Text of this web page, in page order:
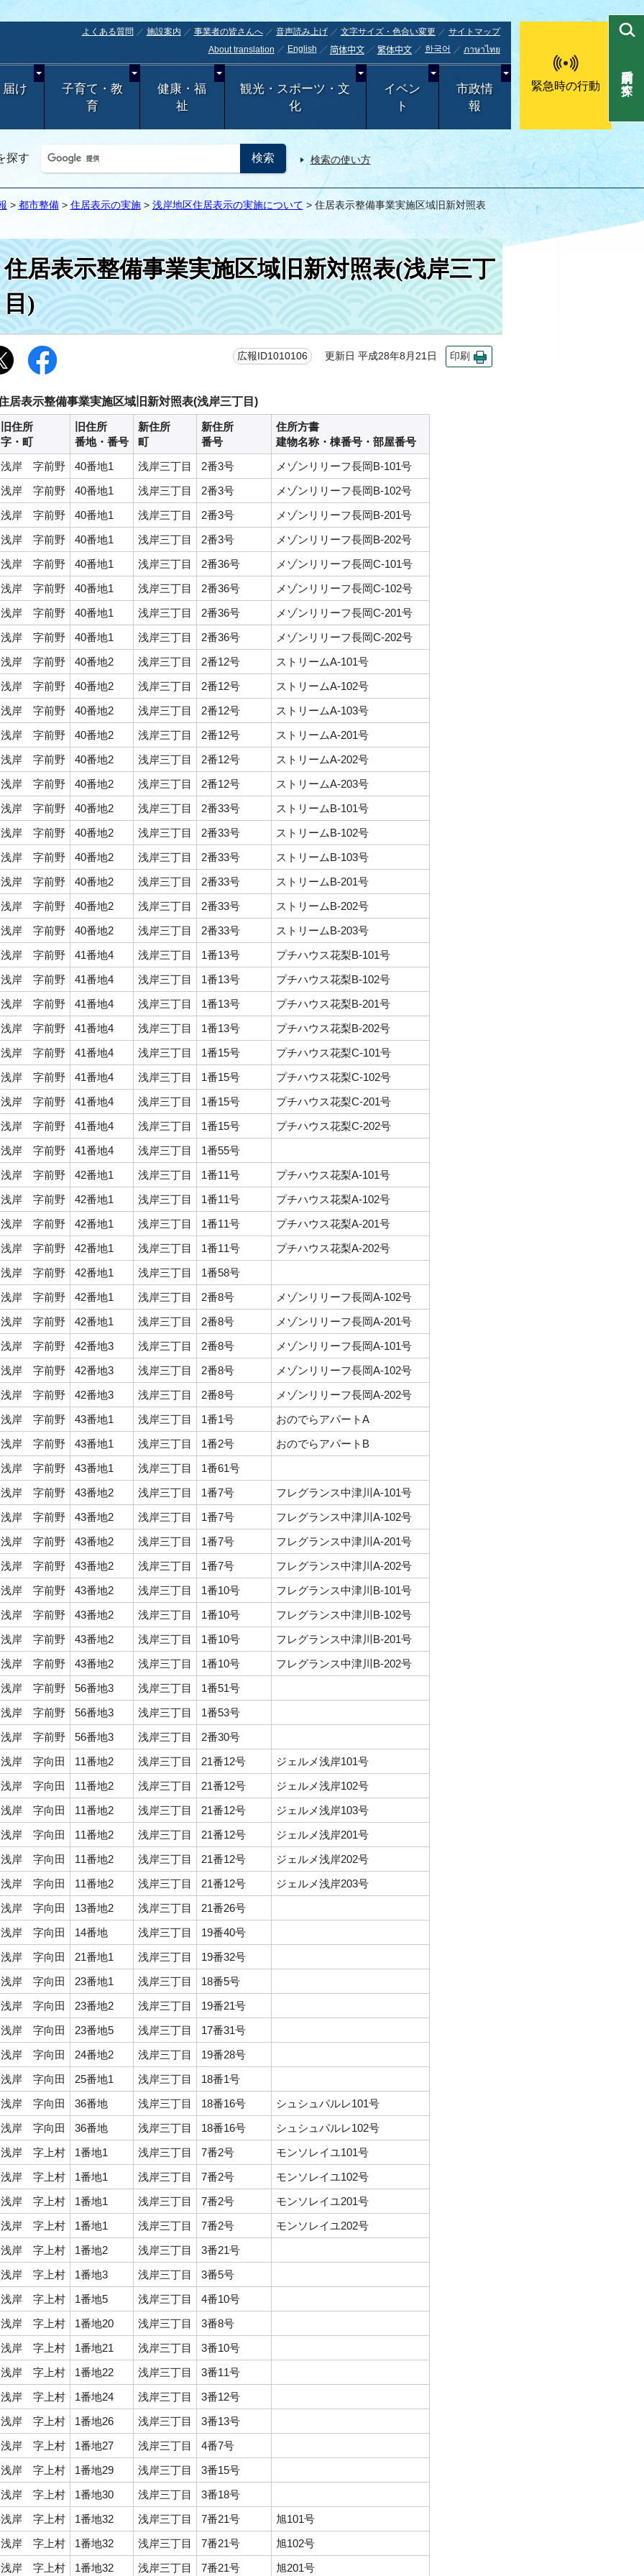
よくある質問 施設案内 事業者の皆さんへ 音声読み上げ 文字サイズ・色合い変更
サイトマップ
About translation
English 简体中文 繁体中文 한국어 ภาษาไทย
け
子育て・教
育
健康・福
祉
観光・スポーツ・文
化
イベン
ト
市政情
報
緊急時の行動
探す 検索の使い方
目的別で探す
> 都市整備> 住居表示の実施> 浅岸地区住居表示の実施について > 住居表示整備事業実施区域旧新対照表
住居表示整備事業実施区域旧新対照表(浅岸三丁
目)
広報ID1010106 更新日 平成28年8月21日 印刷
居表示整備事業実施区域旧新対照表(浅岸三丁目)
旧住所
字・町
旧住所
番地・番号
新住所
町
新住所
番号
住所方書
建物名称・棟番号・部屋番号
浅岸 字前野
40番地1 浅岸三丁目 2番3号
メゾンリリーフ長岡B-101号
浅岸 字前野
40番地1 浅岸三丁目 2番3号
メゾンリリーフ長岡B-102号
浅岸 字前野
40番地1 浅岸三丁目 2番3号
メゾンリリーフ長岡B-201号
浅岸 字前野
40番地1 浅岸三丁目 2番3号
メゾンリリーフ長岡B-202号
浅岸 字前野
40番地1 浅岸三丁目 2番36号
メゾンリリーフ長岡C-101号
浅岸 字前野
40番地1 浅岸三丁目 2番36号
メゾンリリーフ長岡C-102号
浅岸 字前野
40番地1 浅岸三丁目 2番36号
メゾンリリーフ長岡C-201号
浅岸 字前野
40番地1 浅岸三丁目 2番36号
メゾンリリーフ長岡C-202号
浅岸 字前野
40番地2 浅岸三丁目 2番12号
ストリームA-101号
浅岸 字前野
40番地2 浅岸三丁目 2番12号
ストリームA-102号
浅岸 字前野
40番地2 浅岸三丁目 2番12号
ストリームA-103号
浅岸 字前野
40番地2 浅岸三丁目 2番12号
ストリームA-201号
浅岸 字前野
40番地2 浅岸三丁目 2番12号
ストリームA-202号
浅岸 字前野
40番地2 浅岸三丁目 2番12号
ストリームA-203号
浅岸 字前野
40番地2 浅岸三丁目 2番33号
ストリームB-101号
浅岸 字前野
40番地2 浅岸三丁目 2番33号
ストリームB-102号
浅岸 字前野
40番地2 浅岸三丁目 2番33号
ストリームB-103号
浅岸 字前野
40番地2 浅岸三丁目 2番33号
ストリームB-201号
浅岸 字前野
40番地2 浅岸三丁目 2番33号
ストリームB-202号
浅岸 字前野
40番地2 浅岸三丁目 2番33号
ストリームB-203号
浅岸 字前野
41番地4 浅岸三丁目 1番13号
プチハウス花梨B-101号
浅岸 字前野
41番地4 浅岸三丁目 1番13号
プチハウス花梨B-102号
浅岸 字前野
41番地4 浅岸三丁目 1番13号
プチハウス花梨B-201号
浅岸 字前野
41番地4 浅岸三丁目 1番13号
プチハウス花梨B-202号
浅岸 字前野
41番地4 浅岸三丁目 1番15号
プチハウス花梨C-101号
浅岸 字前野
41番地4 浅岸三丁目 1番15号
プチハウス花梨C-102号
浅岸 字前野
41番地4 浅岸三丁目 1番15号
プチハウス花梨C-201号
浅岸 字前野
41番地4 浅岸三丁目 1番15号
プチハウス花梨C-202号
浅岸 字前野
41番地4 浅岸三丁目
1番55号
浅岸 字前野
42番地1 浅岸三丁目 1番11号
プチハウス花梨A-101号
浅岸 字前野
42番地1 浅岸三丁目 1番11号
プチハウス花梨A-102号
浅岸 字前野
42番地1 浅岸三丁目 1番11号
プチハウス花梨A-201号
浅岸 字前野
42番地1 浅岸三丁目 1番11号
プチハウス花梨A-202号
浅岸 字前野
42番地1 浅岸三丁目
1番58号
浅岸 字前野
42番地1 浅岸三丁目 2番8号
メゾンリリーフ長岡A-102号
浅岸 字前野
42番地1 浅岸三丁目 2番8号
メゾンリリーフ長岡A-201号
浅岸 字前野
42番地3 浅岸三丁目 2番8号
メゾンリリーフ長岡A-101号
浅岸 字前野
42番地3 浅岸三丁目 2番8号
メゾンリリーフ長岡A-102号
浅岸 字前野
42番地3 浅岸三丁目 2番8号
メゾンリリーフ長岡A-202号
浅岸 字前野
43番地1 浅岸三丁目 1番1号
おのでらアパートA
浅岸 字前野
43番地1 浅岸三丁目 1番2号
おのでらアパートB
浅岸 字前野
43番地1 浅岸三丁目
1番61号
浅岸 字前野
43番地2 浅岸三丁目 1番7号
フレグランス中津川A-101号
浅岸 字前野
43番地2 浅岸三丁目 1番7号
フレグランス中津川A-102号
浅岸 字前野
43番地2 浅岸三丁目 1番7号
フレグランス中津川A-201号
浅岸 字前野
43番地2 浅岸三丁目 1番7号
フレグランス中津川A-202号
浅岸 字前野
43番地2 浅岸三丁目 1番10号
フレグランス中津川B-101号
浅岸 字前野
43番地2 浅岸三丁目 1番10号
フレグランス中津川B-102号
浅岸 字前野
43番地2 浅岸三丁目 1番10号
フレグランス中津川B-201号
浅岸 字前野
43番地2 浅岸三丁目 1番10号
フレグランス中津川B-202号
浅岸 字前野
56番地3 浅岸三丁目
1番51号
浅岸 字前野
56番地3 浅岸三丁目
1番53号
浅岸 字前野
56番地3 浅岸三丁目
2番30号
浅岸 字向田
11番地2 浅岸三丁目 21番12号
ジェルメ浅岸101号
浅岸 字向田
11番地2 浅岸三丁目 21番12号
ジェルメ浅岸102号
浅岸 字向田
11番地2 浅岸三丁目 21番12号
ジェルメ浅岸103号
浅岸 字向田
11番地2 浅岸三丁目 21番12号
ジェルメ浅岸201号
浅岸 字向田
11番地2 浅岸三丁目 21番12号
ジェルメ浅岸202号
浅岸 字向田
11番地2 浅岸三丁目 21番12号
ジェルメ浅岸203号
浅岸 字向田
13番地2 浅岸三丁目
21番26号
浅岸 字向田
14番地 浅岸三丁目
19番40号
浅岸 字向田
21番地1 浅岸三丁目
19番32号
浅岸 字向田
23番地1 浅岸三丁目
18番5号
浅岸 字向田
23番地2 浅岸三丁目
19番21号
浅岸 字向田
23番地5 浅岸三丁目
17番31号
浅岸 字向田
24番地2 浅岸三丁目
19番28号
浅岸 字向田
25番地1 浅岸三丁目
18番1号
浅岸 字向田
36番地 浅岸三丁目 18番16号
シュシュパルレ101号
浅岸 字向田
36番地 浅岸三丁目 18番16号
シュシュパルレ102号
浅岸 字上村
1番地1 浅岸三丁目 7番2号
モンソレイユ101号
浅岸 字上村
1番地1 浅岸三丁目 7番2号
モンソレイユ102号
浅岸 字上村
1番地1 浅岸三丁目 7番2号
モンソレイユ201号
浅岸 字上村
1番地1 浅岸三丁目 7番2号
モンソレイユ202号
浅岸 字上村
1番地2 浅岸三丁目
3番21号
浅岸 字上村
1番地3 浅岸三丁目
3番5号
浅岸 字上村
1番地5 浅岸三丁目
4番10号
浅岸 字上村
1番地20 浅岸三丁目
3番8号
浅岸 字上村
1番地21 浅岸三丁目
3番10号
浅岸 字上村
1番地22 浅岸三丁目
3番11号
浅岸 字上村
1番地24 浅岸三丁目
3番12号
浅岸 字上村
1番地26 浅岸三丁目
3番13号
浅岸 字上村
1番地27 浅岸三丁目
4番7号
浅岸 字上村
1番地29 浅岸三丁目
3番15号
浅岸 字上村
1番地30 浅岸三丁目
3番18号
浅岸 字上村
1番地32 浅岸三丁目 7番21号
旭101号
浅岸 字上村
1番地32 浅岸三丁目 7番21号
旭102号
浅岸 字上村
1番地32 浅岸三丁目 7番21号 旭201号